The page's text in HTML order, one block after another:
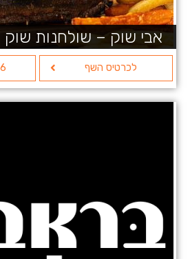
אבי שוק – שולחנות שוק
לכרטיס השף